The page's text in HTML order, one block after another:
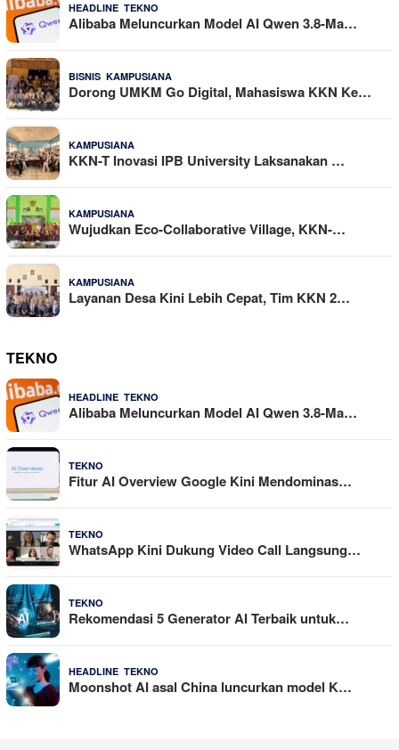
HEADLINE TEKNO
Alibaba Meluncurkan Model AI Qwen 3.8-Ma…
BISNIS KAMPUSIANA
Dorong UMKM Go Digital, Mahasiswa KKN Ke…
KAMPUSIANA
KKN-T Inovasi IPB University Laksanakan …
KAMPUSIANA
Wujudkan Eco-Collaborative Village, KKN-…
KAMPUSIANA
Layanan Desa Kini Lebih Cepat, Tim KKN 2…
TEKNO
HEADLINE TEKNO
Alibaba Meluncurkan Model AI Qwen 3.8-Ma…
TEKNO
Fitur AI Overview Google Kini Mendominas…
TEKNO
WhatsApp Kini Dukung Video Call Langsung…
TEKNO
Rekomendasi 5 Generator AI Terbaik untuk…
HEADLINE TEKNO
Moonshot AI asal China luncurkan model K…